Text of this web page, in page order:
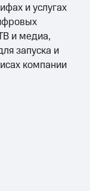
и услугах
и медиа,
запуска и
компании